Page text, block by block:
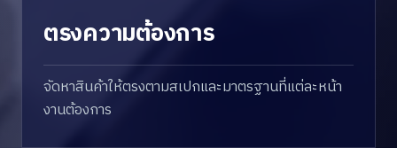
ตรงความต้องการ
จัดหาสินค้าให้ตรงตามสเปกและมาตรฐานที่แต่ละหน้า
งานต้องการ